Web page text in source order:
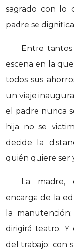
sagrado con lo
padre se
Entre tantos
escena en la
todos sus
un viaje
el padre nunca
hija no se
decide la
quién quiere ser
La madre,
encarga de la
la
dirigirá teatro. Y
del trabajo: con